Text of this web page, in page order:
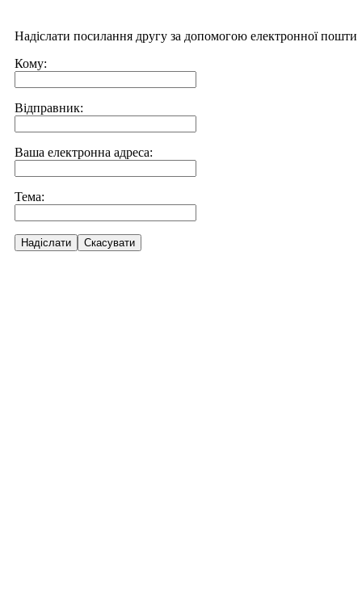
Надіслати посилання другу за допомогою електронної пошти
Кому:
Відправник:
Ваша електронна адреса:
Тема:
Надіслати Скасувати